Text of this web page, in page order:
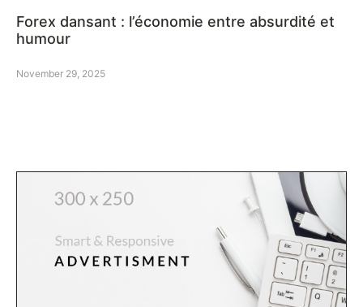
Forex dansant : l’économie entre absurdité et
humour
November 29, 2025